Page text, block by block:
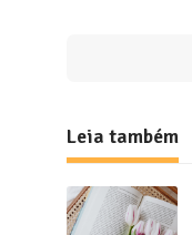
Leia também